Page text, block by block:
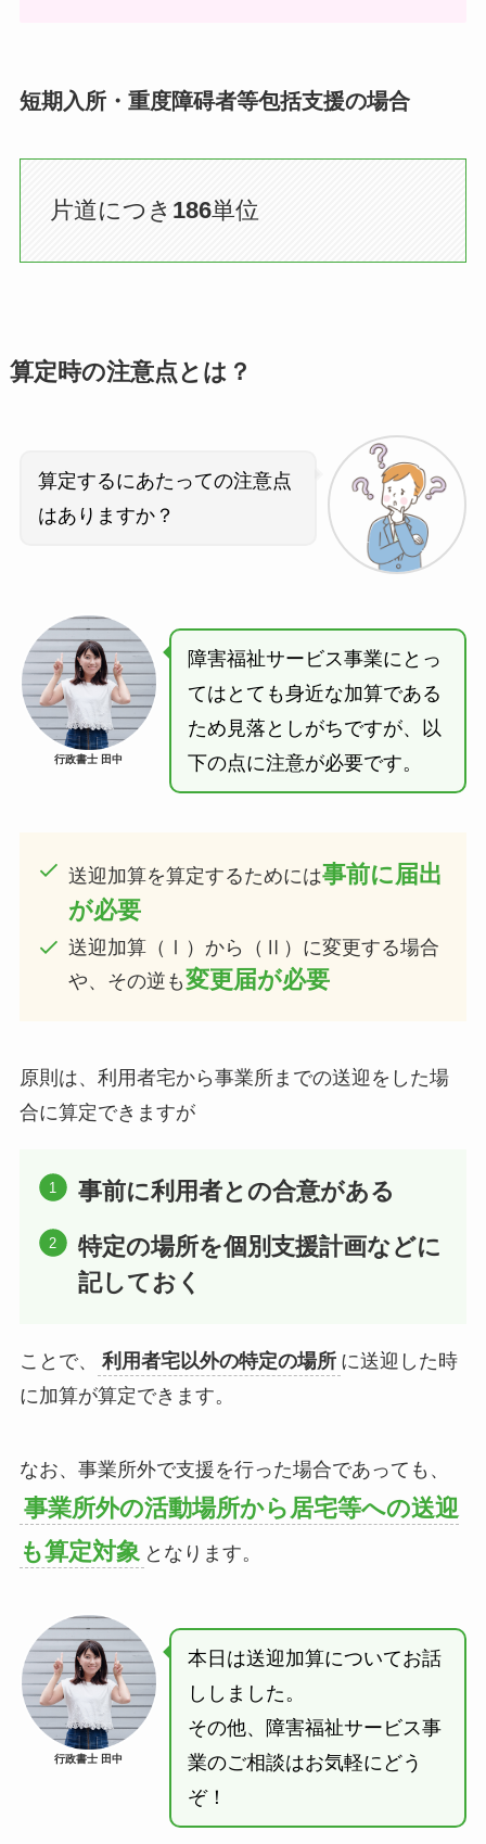
短期入所・重度障碍者等包括支援の場合
片道につき 186単位
算定時の注意点とは？
算定するにあたっての注意点
はありますか？
行政書士 田中
障害福祉サービス事業にとっ
てはとても身近な加算である
ため見落としがちですが、以
下の点に注意が必要です。
送迎加算を算定するためには事前に届出
が必要
送迎加算（Ⅰ）から（Ⅱ）に変更する場合
や、その逆も変更届が必要
原則は、利用者宅から事業所までの送迎をした場
合に算定できますが
事前に利用者との合意がある
特定の場所を個別支援計画などに
記しておく
ことで、 利用者宅以外の特定の場所 に送迎した時
に加算が算定できます。
なお、事業所外で支援を行った場合であっても、
事業所外の活動場所から居宅等への送迎
も算定対象 となります。
行政書士 田中
本日は送迎加算についてお話
ししました。
その他、障害福祉サービス事
業のご相談はお気軽にどう
ぞ！